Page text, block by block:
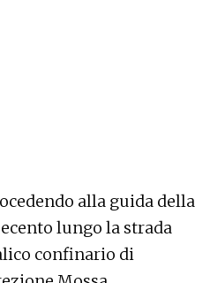
alla guida della
lungo la strada
confinario di